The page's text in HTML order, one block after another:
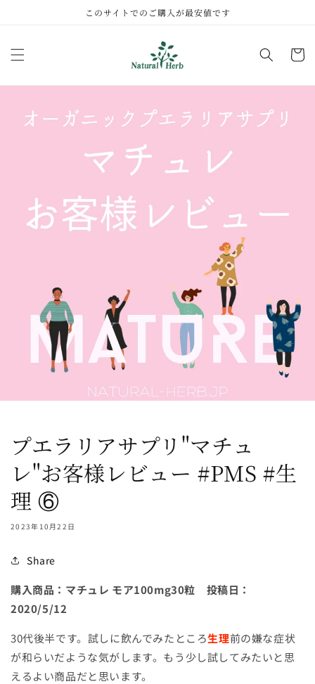
このサイトでのご購入が最安値です
ー
プエラリアサプリ"マチュ
レ"お客様レビュー #PMS #生
理 ⑥
2023年10月22日
Share
購入商品：マチュレ モア100mg30粒 投稿日：
2020/5/12
30代後半です。試しに飲んでみたところ生理前の嫌な症状
が和らいだような気がします。もう少し試してみたいと思
えるよい商品だと思います。